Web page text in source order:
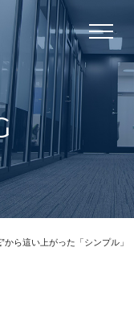
から這い上がった「シンプル」